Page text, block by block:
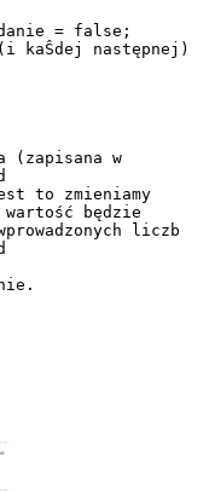
= false;
kaŜdej następnej)
(zapisana w
to zmieniamy
będzie
liczb